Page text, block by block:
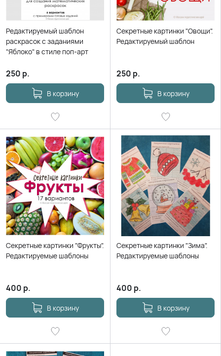
Редактируемый шаблон
раскрасок с заданиями
"Яблоко" в стиле поп-арт
250 р.
В корзину
Секретные картинки "Овощи".
Редактируемый шаблон
250 р.
В корзину
Секретные картинки "Фрукты".
Редактируемые шаблоны
400 р.
В корзину
Секретные картинки "Зима".
Редактируемые шаблоны
400 р.
В корзину